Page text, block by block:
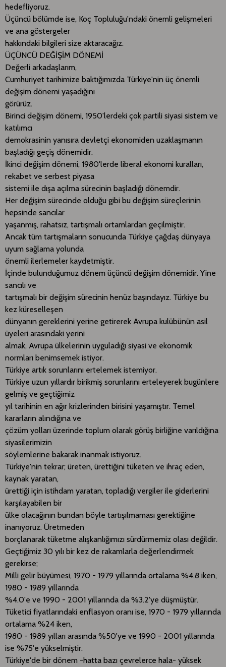
hedefliyoruz.
Üçüncü bölümde ise, Koç Topluluğu'ndaki önemli gelişmeleri
ve ana göstergeler
hakkındaki bilgileri size aktaracağız.
ÜÇÜNCÜ DEĞİŞİM DÖNEMİ
Değerli arkadaşlarım,
Cumhuriyet tarihimize baktığımızda Türkiye'nin üç önemli
değişim dönemi yaşadığını
görürüz.
Birinci değişim dönemi, 1950'lerdeki çok partili siyasi sistem ve
katılımcı
demokrasinin yanısıra devletçi ekonomiden uzaklaşmanın
başladığı geçiş dönemidir.
İkinci değişim dönemi, 1980'lerde liberal ekonomi kuralları,
rekabet ve serbest piyasa
sistemi ile dışa açılma sürecinin başladığı dönemdir.
Her değişim sürecinde olduğu gibi bu değişim süreçlerinin
hepsinde sancılar
yaşanmış, rahatsız, tartışmalı ortamlardan geçilmiştir.
Ancak tüm tartışmaların sonucunda Türkiye çağdaş dünyaya
uyum sağlama yolunda
önemli ilerlemeler kaydetmiştir.
İçinde bulunduğumuz dönem üçüncü değişim dönemidir. Yine
sancılı ve
tartışmalı bir değişim sürecinin henüz başındayız. Türkiye bu
kez küreselleşen
dünyanın gereklerini yerine getirerek Avrupa kulübünün asil
üyeleri arasındaki yerini
almak, Avrupa ülkelerinin uyguladığı siyasi ve ekonomik
normları benimsemek istiyor.
Türkiye artık sorunlarını ertelemek istemiyor.
Türkiye uzun yıllardır birikmiş sorunlarını erteleyerek bugünlere
gelmiş ve geçtiğimiz
yıl tarihinin en ağır krizlerinden birisini yaşamıştır. Temel
kararların alındığına ve
çözüm yolları üzerinde toplum olarak görüş birliğine varıldığına
siyasilerimizin
söylemlerine bakarak inanmak istiyoruz.
Türkiye'nin tekrar; üreten, ürettiğini tüketen ve ihraç eden,
kaynak yaratan,
ürettiği için istihdam yaratan, topladığı vergiler ile giderlerini
karşılayabilen bir
ülke olacağının bundan böyle tartışılmaması gerektiğine
inanıyoruz. Üretmeden
borçlanarak tüketme alışkanlığımızı sürdürmemiz olası değildir.
Geçtiğimiz 30 yılı bir kez de rakamlarla değerlendirmek
gerekirse;
Milli gelir büyümesi, 1970 - 1979 yıllarında ortalama %4.8 iken,
1980 - 1989 yıllarında
%4.0'e ve 1990 - 2001 yıllarında da %3.2'ye düşmüştür.
Tüketici fiyatlarındaki enflasyon oranı ise, 1970 - 1979 yıllarında
ortalama %24 iken,
1980 - 1989 yılları arasında %50'ye ve 1990 - 2001 yıllarında
ise %75'e yükselmiştir.
Türkiye'de bir dönem -hatta bazı çevrelerce hala- yüksek